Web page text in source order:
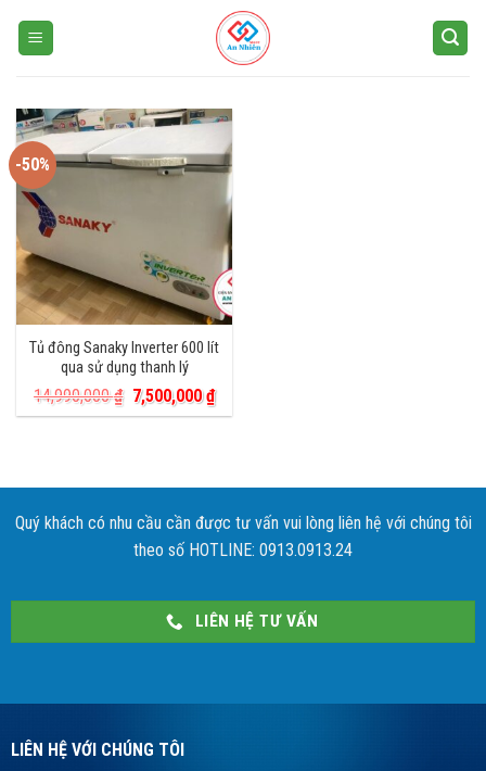
-50%
Tủ đông Sanaky Inverter 600 lít
qua sử dụng thanh lý
14,990,000₫ Giá
gốc
7,500,000₫Giá
hiện
Quý khách có nhu cầu cần được tư vấn vui lòng liên hệ với chúng tôi
theo số HOTLINE: 0913.0913.24
LIÊN HỆ TƯ VẤN
LIÊN HỆ VỚI CHÚNG TÔI